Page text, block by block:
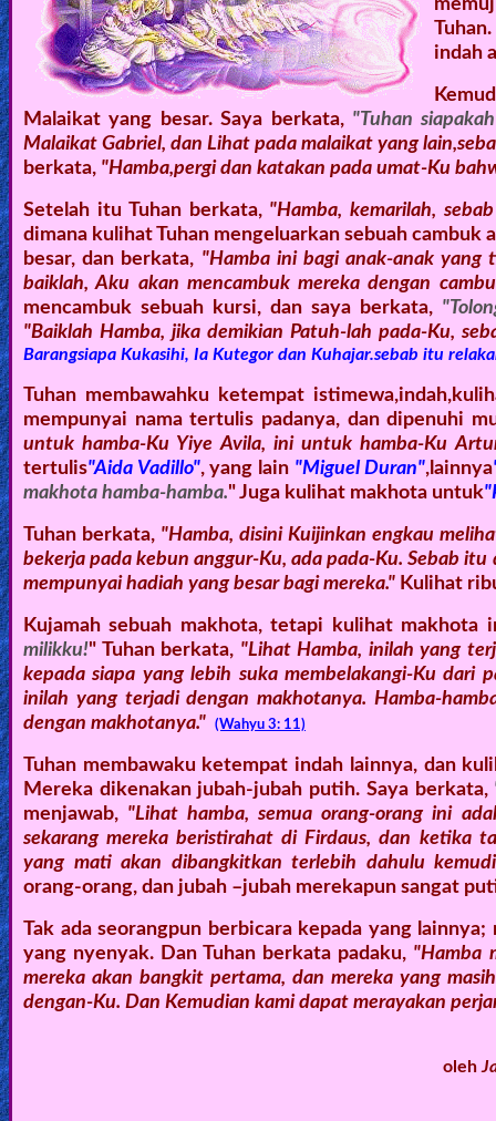
indah
Malaikat yang besar. Saya berkata, "Tuhan
Malaikat Gabriel, dan Lihat pada malaikat yang
berkata, "Hamba,pergi dan katakan pada umat-Ku
Setelah itu Tuhan berkata, "Hamba, kemarilah,
dimana kulihat Tuhan mengeluarkan sebuah
besar, dan berkata, "Hamba ini bagi anak-anak
baiklah, Aku akan mencambuk mereka dengan
mencambuk sebuah kursi, dan saya berkata,
"Baiklah Hamba, jika demikian Patuh-lah pada-Ku,
Barangsiapa Kukasihi, Ia Kutegor dan Kuhajar.sebab itu
Tuhan membawahku ketempat
mempunyai nama tertulis padanya, dan dipenuhi
untuk hamba-Ku Yiye Avila, ini untuk hamba-Ku
tertulis"Aida Vadillo", yang lain "Miguel Duran",lainnya
makhota hamba-hamba." Juga kulihat makhota untuk
Tuhan berkata, "Hamba, disini Kuijinkan engkau
bekerja pada kebun anggur-Ku, ada pada-Ku. Sebab
mempunyai hadiah yang besar bagi mereka." Kulihat
Kujamah sebuah makhota, tetapi kulihat
milikku!" Tuhan berkata, "Lihat Hamba, inilah yang
kepada siapa yang lebih suka membelakangi-Ku dari
inilah yang terjadi dengan makhotanya. Hamba-
dengan makhotanya."
(Wahyu 3: 11)
Tuhan membawaku ketempat indah lainnya, dan
Mereka dikenakan jubah-jubah putih. Saya berkata,
menjawab, "Lihat hamba, semua orang-orang ini
sekarang mereka beristirahat di Firdaus, dan ketika
yang mati akan dibangkitkan terlebih dahulu
orang-orang, dan jubah –jubah merekapun sangat
Tak ada seorangpun berbicara kepada yang
yang nyenyak. Dan Tuhan berkata padaku, "Hamba
mereka akan bangkit pertama, dan mereka yang
dengan-Ku. Dan Kemudian kami dapat merayakan
oleh